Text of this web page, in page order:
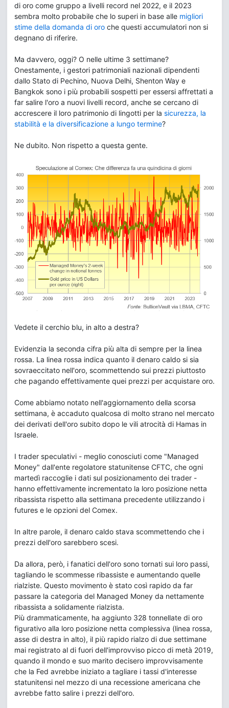
di oro come gruppo a livelli record nel 2022, e il 2023
sembra molto probabile che lo superi in base alle migliori
stime della domanda di oro che questi accumulatori non si
degnano di riferire.
Ma davvero, oggi? O nelle ultime 3 settimane?
Onestamente, i gestori patrimoniali nazionali dipendenti
dallo Stato di Pechino, Nuova Delhi, Shenton Way e
Bangkok sono i più probabili sospetti per essersi affrettati a
far salire l'oro a nuovi livelli record, anche se cercano di
accrescere il loro patrimonio di lingotti per la sicurezza, la
stabilità e la diversificazione a lungo termine?
Ne dubito. Non rispetto a questa gente.
Vedete il cerchio blu, in alto a destra?
Evidenzia la seconda cifra più alta di sempre per la linea
rossa. La linea rossa indica quanto il denaro caldo si sia
sovraeccitato nell'oro, scommettendo sui prezzi piuttosto
che pagando effettivamente quei prezzi per acquistare oro.
Come abbiamo notato nell'aggiornamento della scorsa
settimana, è accaduto qualcosa di molto strano nel mercato
dei derivati dell'oro subito dopo le vili atrocità di Hamas in
Israele.
I trader speculativi - meglio conosciuti come "Managed
Money" dall'ente regolatore statunitense CFTC, che ogni
martedì raccoglie i dati sul posizionamento dei trader -
hanno effettivamente incrementato la loro posizione netta
ribassista rispetto alla settimana precedente utilizzando i
futures e le opzioni del Comex.
In altre parole, il denaro caldo stava scommettendo che i
prezzi dell'oro sarebbero scesi.
Da allora, però, i fanatici dell'oro sono tornati sui loro passi,
tagliando le scommesse ribassiste e aumentando quelle
rialziste. Questo movimento è stato così rapido da far
passare la categoria del Managed Money da nettamente
ribassista a solidamente rialzista.
Più drammaticamente, ha aggiunto 328 tonnellate di oro
figurativo alla loro posizione netta complessiva (linea rossa,
asse di destra in alto), il più rapido rialzo di due settimane
mai registrato al di fuori dell'improvviso picco di metà 2019,
quando il mondo e suo marito decisero improvvisamente
che la Fed avrebbe iniziato a tagliare i tassi d'interesse
statunitensi nel mezzo di una recessione americana che
avrebbe fatto salire i prezzi dell'oro.